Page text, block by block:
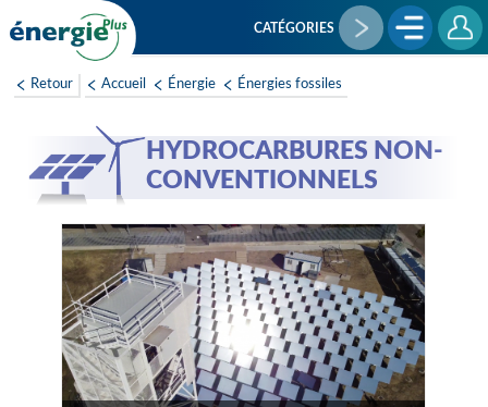
au
CATÉGORIES
Retour Accueil Énergie Énergies fossiles
HYDROCARBURES NON-
CONVENTIONNELS